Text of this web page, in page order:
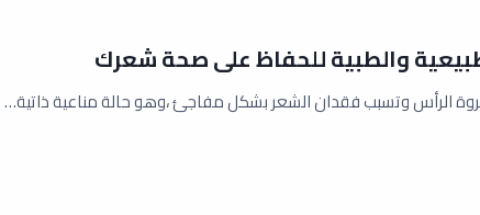
والطبية للحفاظ على صحة شعرك
الرأس وتسبب فقدان الشعر بشكل مفاجئ ،وهو حالة مناعية ذاتية…